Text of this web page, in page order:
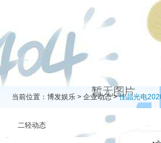
当前位置： 博发娱乐 > 企业动态>佳晶光电
二轻动态